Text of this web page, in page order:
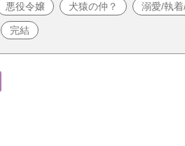
悪役令嬢 犬猿の仲？ 溺愛/執
完結